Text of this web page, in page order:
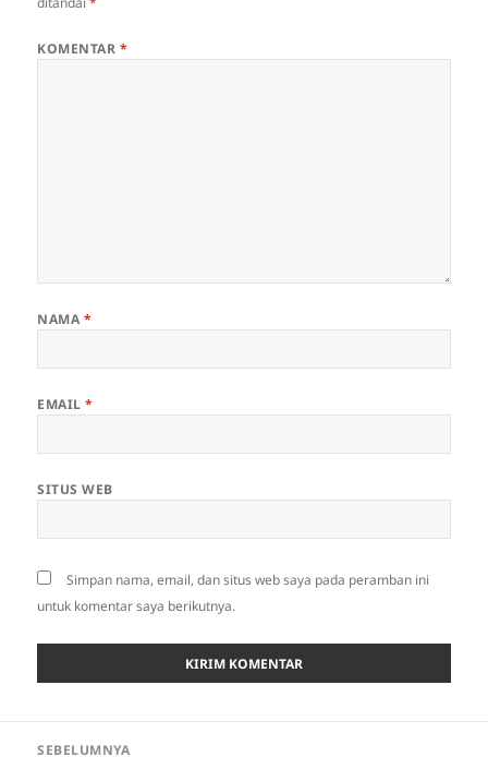
KOMENTAR *
NAMA *
EMAIL*
SITUS WEB
Simpan nama, email, dan situs web saya pada peramban ini
untuk komentar saya berikutnya.
SEBELUMNYA